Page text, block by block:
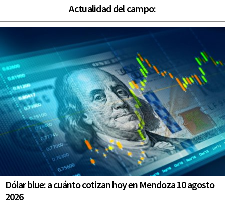
Actualidad del campo:
Dólar blue: a cuánto cotizan hoy en Mendoza 10 agosto
2026